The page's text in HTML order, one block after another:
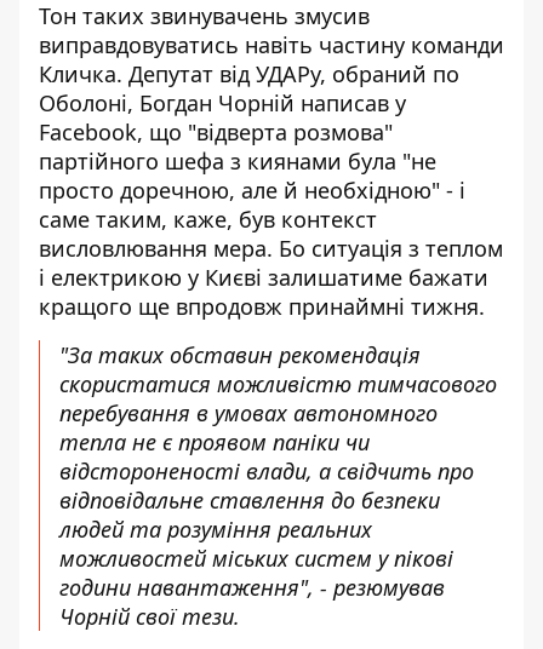
Тон таких звинувачень змусив
виправдовуватись навіть частину команди
Кличка. Депутат від УДАРу, обраний по
Оболоні, Богдан Чорній написав у
Facebook, що "відверта розмова"
партійного шефа з киянами була "не
просто доречною, але й необхідною" - і
саме таким, каже, був контекст
висловлювання мера. Бо ситуація з теплом
і електрикою у Києві залишатиме бажати
кращого ще впродовж принаймні тижня.
"За таких обставин рекомендація
скористатися можливістю тимчасового
перебування в умовах автономного
тепла не є проявом паніки чи
відстороненості влади, а свідчить про
відповідальне ставлення до безпеки
людей та розуміння реальних
можливостей міських систем у пікові
години навантаження", - резюмував
Чорній свої тези.